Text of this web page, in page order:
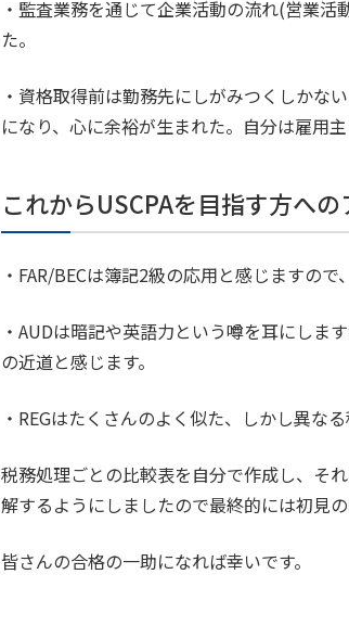
・監査業務を通じて企業活動の流れ(営業
た。
・資格取得前は勤務先にしがみつくしかな
になり、心に余裕が生まれた。自分は雇用
これからUSCPAを目指す方へ
・FAR/BECは簿記2級の応用と感じますの
・AUDは暗記や英語力という噂を耳にしま
の近道と感じます。
・REGはたくさんのよく似た、しかし異な
税務処理ごとの比較表を自分で作成し、そ
解するようにしましたので最終的には初見
皆さんの合格の一助になれば幸いです。